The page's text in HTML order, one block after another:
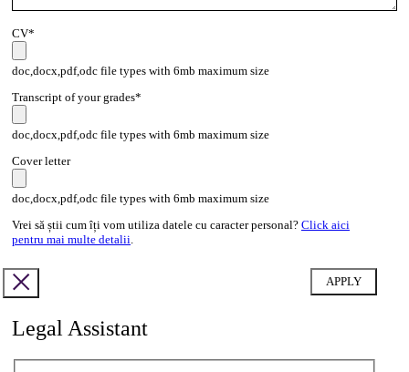
CV*
doc,docx,pdf,odc file types with 6mb maximum size
Transcript of your grades*
doc,docx,pdf,odc file types with 6mb maximum size
Cover letter
doc,docx,pdf,odc file types with 6mb maximum size
Vrei să știi cum îți vom utiliza datele cu caracter personal? Click aici
pentru mai multe detalii.
Legal Assistant